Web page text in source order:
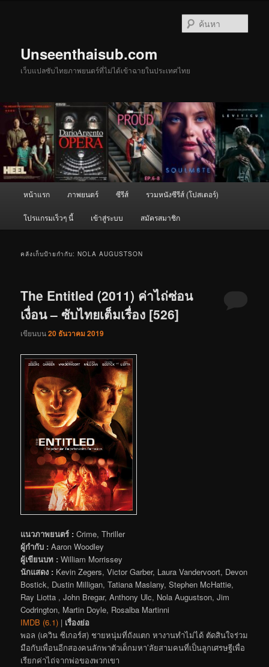
Unseenthaisub.com
เว็บแปลซับไทยภาพยนตร์ที่ไม่ได้เข้าฉายในประเทศไทย
หน้าแรก ภาพยนตร์ ซีรีส์ รวมหนังซีรีส์ (โปสเตอร์)
โปรแกรมเร็วๆ นี้ เข้าสู่ระบบ สมัครสมาชิก
คลังเก็บป้ายกำกับ:NOLA AUGUSTSON
The Entitled (2011) ค่าไถ่ซ่อน
เงื่อน – ซับไทยเต็มเรื่อง [526]
เขียนบน20 ธันวาคม 2019
แนวภาพยนตร์ : Crime, Thriller
ผู้กำกับ : Aaron Woodley
ผู้เขียนบท : William Morrissey
นักแสดง : Kevin Zegers, Victor Garber, Laura Vandervoort, Devon
Bostick, Dustin Milligan, Tatiana Maslany, Stephen McHattie,
Ray Liotta , John Bregar, Anthony Ulc, Nola Augustson, Jim
Codrington, Martin Doyle, Rosalba Martinni
IMDB (6.1) | เรื่องย่อ
พอล (เควิน ซีเกอร์ส) ชายหนุ่มที่ถังแตก หางานทำไม่ได้ ตัดสินใจร่วม
มือกับเพื่อนอีกสองคนลักพาตัวเด็กมหา’ลัยสามคนที่เป็นลูกเศรษฐีเพื่อ
เรียกค่าไถ่จากพ่อของพวกเขา